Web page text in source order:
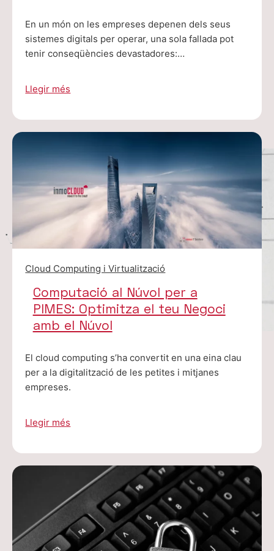
En un món on les empreses depenen dels seus
sistemes digitals per operar, una sola fallada pot
tenir conseqüències devastadores:…
Llegir més
Cloud Computing i Virtualització
Computació al Núvol per a
PIMES: Optimitza el teu Negoci
amb el Núvol
El cloud computing s’ha convertit en una eina clau
per a la digitalització de les petites i mitjanes
empreses.
Llegir més